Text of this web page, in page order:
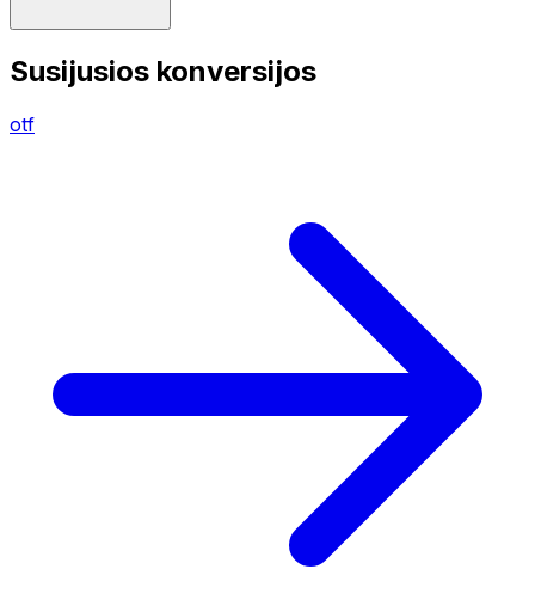
Susijusios konversijos
otf